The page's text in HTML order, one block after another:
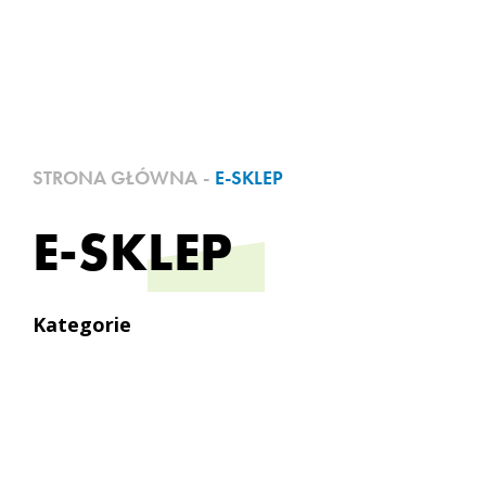
STRONA GŁÓWNA - E-SKLEP
E-SKLEP
Kategorie